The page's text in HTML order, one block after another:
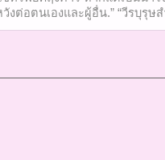
ต่อตนเองและผู้อื่น.” “วีรบุรุษส